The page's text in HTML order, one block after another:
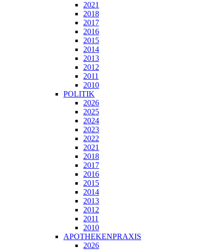
2021
2018
2017
2016
2015
2014
2013
2012
2011
2010
POLITIK
2026
2025
2024
2023
2022
2021
2018
2017
2016
2015
2014
2013
2012
2011
2010
APOTHEKENPRAXIS
2026